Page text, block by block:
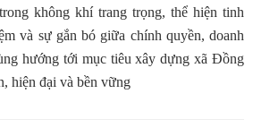
không khí trang trọng, thể hiện tinh
và sự gắn bó giữa chính quyền, doanh
hướng tới mục tiêu xây dựng xã Đồng
hiện đại và bền vững